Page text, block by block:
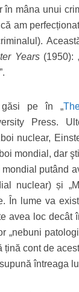
mâna unui
am
Years(1950):
găsi pe în „
Press.
nuclear,
mondial, dar
putând
nuclear) și
În lume va
avea loc decât
țină cont de
întreaga